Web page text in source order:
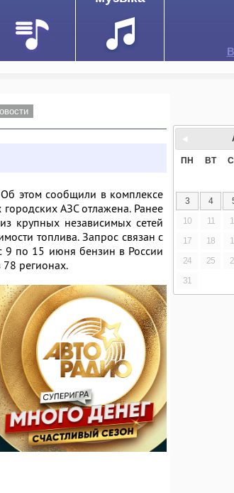
этом сообщили в комплексе
городских АЗС отлажена. Ранее
крупных независимых сетей
топлива. Запрос связан с
9 по 15 июня бензин в России
регионах.
ПН ВТ
3
4
10
11
17
18
24
25
31